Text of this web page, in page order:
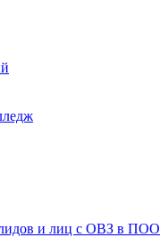
и лиц с ОВЗ в ПОО